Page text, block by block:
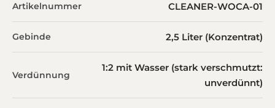
Artikelnummer CLEANER-WOCA-01
Gebinde 2,5 Liter (Konzentrat)
Verdünnung
1:2 mit Wasser (stark verschmutzt:
unverdünnt)